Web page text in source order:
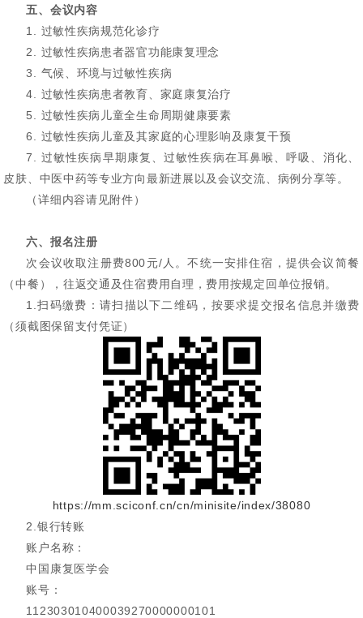
五、会议内容
1. 过敏性疾病规范化诊疗
2. 过敏性疾病患者器官功能康复理念
3. 气候、环境与过敏性疾病
4. 过敏性疾病患者教育、家庭康复治疗
5. 过敏性疾病儿童全生命周期健康要素
6. 过敏性疾病儿童及其家庭的心理影响及康复干预
7. 过敏性疾病早期康复、过敏性疾病在耳鼻喉、呼吸、消化、
皮肤、中医中药等专业方向最新进展以及会议交流、病例分享等。
（详细内容请见附件）
六、报名注册
次会议收取注册费800元/人。不统一安排住宿，提供会议简餐
（中餐），往返交通及住宿费用自理，费用按规定回单位报销。
1.扫码缴费：请扫描以下二维码，按要求提交报名信息并缴费
（须截图保留支付凭证）
https://mm.sciconf.cn/cn/minisite/index/38080
2.银行转账
账户名称：
中国康复医学会
账号：
112303010400039270000000101